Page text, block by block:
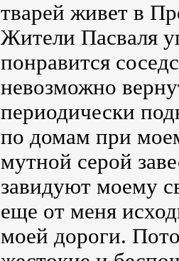
тварей живет в
Жители Пасваля
понравится
невозможно
периодически
по домам при
мутной серой
завидуют моему
еще от меня
моей дороги.